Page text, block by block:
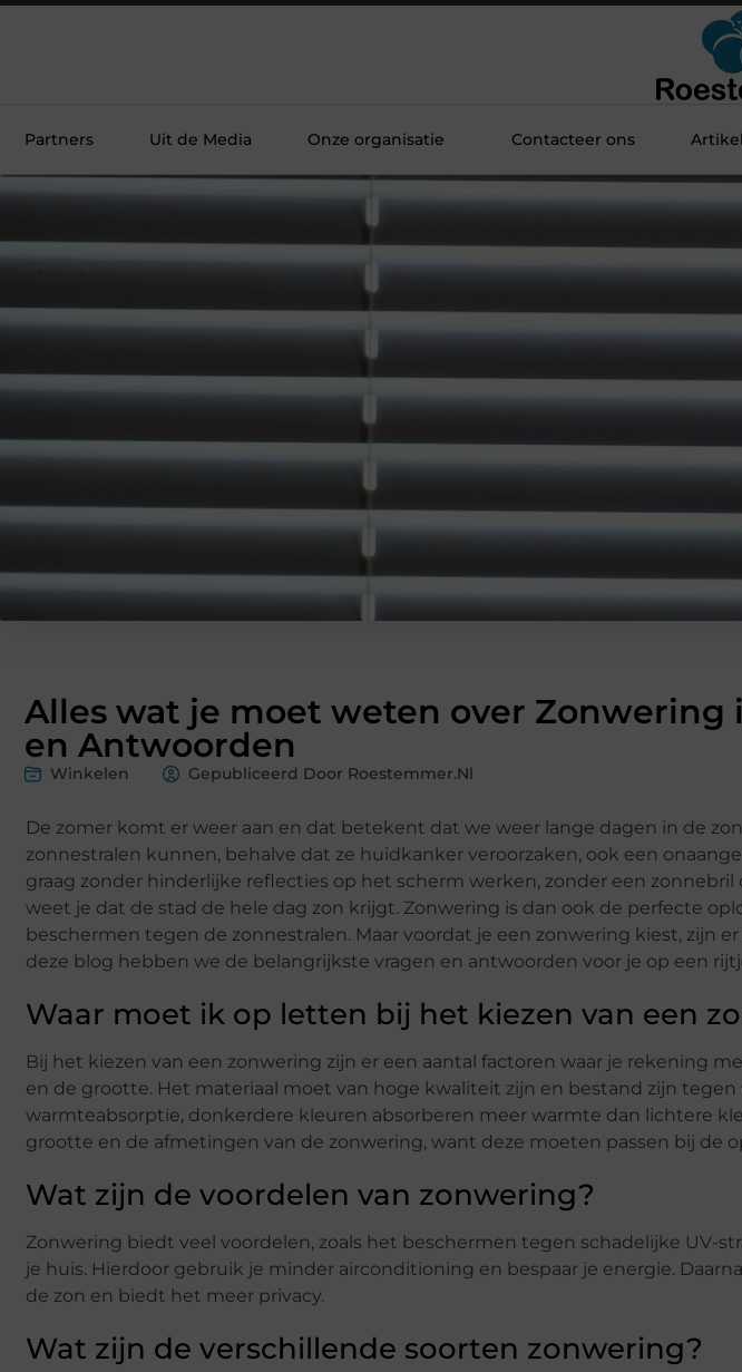
Partners Uit de Media Onze organisatie Contacteer ons
Alles wat je moet weten over Zonwering
en Antwoorden
Winkelen Gepubliceerd Door Roestemmer.nl
De zomer komt er weer aan en dat betekent dat we weer lange dagen in de
zonnestralen kunnen, behalve dat ze huidkanker veroorzaken, ook een
graag zonder hinderlijke reflecties op het scherm werken, zonder een
weet je dat de stad de hele dag zon krijgt. Zonwering is dan ook de perfecte
beschermen tegen de zonnestralen. Maar voordat je een zonwering kiest, zijn
deze blog hebben we de belangrijkste vragen en antwoorden voor je op een
Waar moet ik op letten bij het kiezen van een
Bij het kiezen van een zonwering zijn er een aantal factoren waar je rekening
en de grootte. Het materiaal moet van hoge kwaliteit zijn en bestand zijn
warmteabsorptie, donkerdere kleuren absorberen meer warmte dan lichtere
grootte en de afmetingen van de zonwering, want deze moeten passen bij de
Wat zijn de voordelen van zonwering?
Zonwering biedt veel voordelen, zoals het beschermen tegen schadelijke UV-
je huis. Hierdoor gebruik je minder airconditioning en bespaar je energie.
de zon en biedt het meer privacy.
Wat zijn de verschillende soorten zonwering?